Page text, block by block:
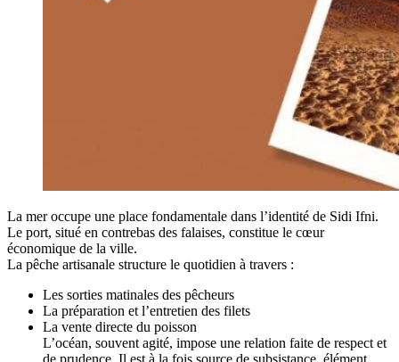
La mer occupe une place fondamentale dans l’identité de Sidi Ifni.
Le port, situé en contrebas des falaises, constitue le cœur
économique de la ville.
La pêche artisanale structure le quotidien à travers :
Les sorties matinales des pêcheurs
La préparation et l’entretien des filets
La vente directe du poisson
L’océan, souvent agité, impose une relation faite de respect et
de prudence. Il est à la fois source de subsistance, élément